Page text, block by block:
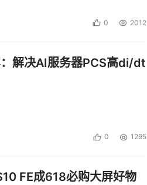
0 2012
解决AI服务器PCS高di/dt
0 1295
FE成618必购大屏好物